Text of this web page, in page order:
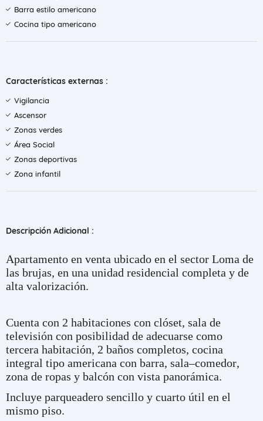
Barra estilo americano
Cocina tipo americano
Características externas :
Vigilancia
Ascensor
Zonas verdes
Área Social
Zonas deportivas
Zona infantil
Descripción Adicional :
Apartamento en venta ubicado en el sector Loma de
las brujas, en una unidad residencial completa y de
alta valorización.
Cuenta con 2 habitaciones con clóset, sala de
televisión con posibilidad de adecuarse como
tercera habitación, 2 baños completos, cocina
integral tipo americana con barra, sala–comedor,
zona de ropas y balcón con vista panorámica.
Incluye parqueadero sencillo y cuarto útil en el
mismo piso.